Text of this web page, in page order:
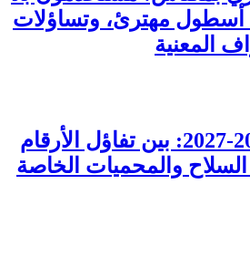
أسطول مهترئ، وتساؤلات
المعنية
موسم القنص 2026-2027: بين تفاؤل الأرقام
والمحميات الخاصة